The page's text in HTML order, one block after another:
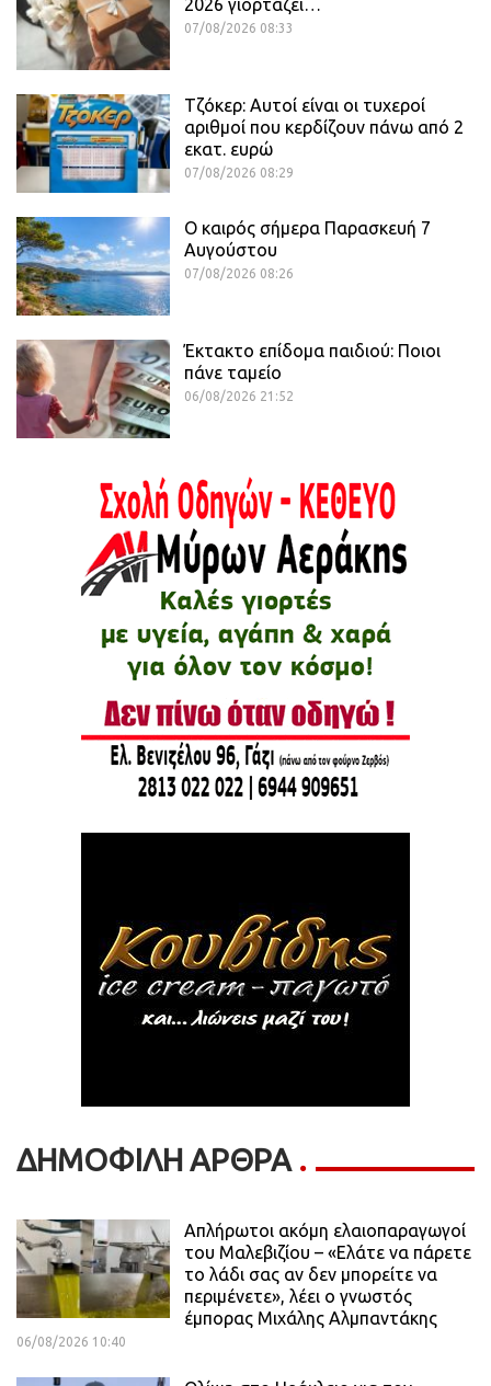
2026 γιορτάζει…
07/08/2026 08:33
Τζόκερ: Αυτοί είναι οι τυχεροί
αριθμοί που κερδίζουν πάνω από 2
εκατ. ευρώ
07/08/2026 08:29
Ο καιρός σήμερα Παρασκευή 7
Αυγούστου
07/08/2026 08:26
Έκτακτο επίδομα παιδιού: Ποιοι
πάνε ταμείο
06/08/2026 21:52
ΔΗΜΟΦΙΛΗ ΑΡΘΡΑ
Απλήρωτοι ακόμη ελαιοπαραγωγοί
του Μαλεβιζίου – «Ελάτε να πάρετε
το λάδι σας αν δεν μπορείτε να
περιμένετε», λέει ο γνωστός
έμπορας Μιχάλης Αλμπαντάκης
06/08/2026 10:40